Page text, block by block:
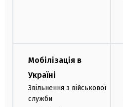
Мобілізація в
Україні
Звільнення з військової
служби